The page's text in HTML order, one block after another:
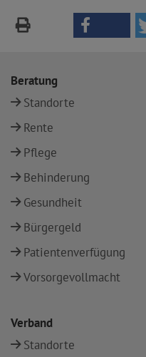
Beratung
Standorte
Rente
Pflege
Behinderung
Gesundheit
Bürgergeld
Patientenverfügung
Vorsorgevollmacht
Verband
Standorte